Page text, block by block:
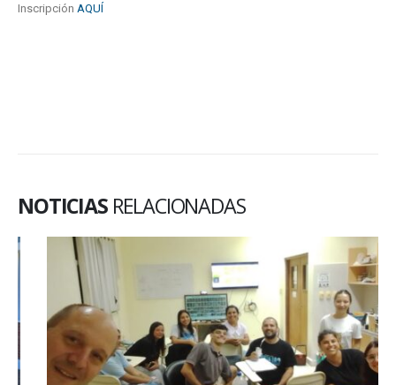
Inscripción AQUÍ
NOTICIAS RELACIONADAS